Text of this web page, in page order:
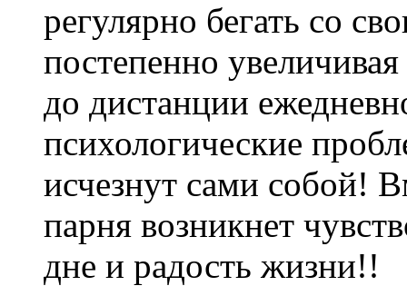
регулярно бегать со
постепенно
до дистанции
психологические
исчезнут сами собой!
парня возникнет
дне и радость жизни!!